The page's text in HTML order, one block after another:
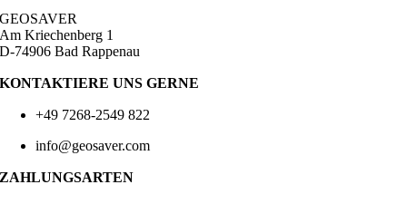
GEOSAVER
Am Kriechenberg 1
D-74906 Bad Rappenau
KONTAKTIERE UNS GERNE
+49 7268-2549 822
info@geosaver.com
ZAHLUNGSARTEN